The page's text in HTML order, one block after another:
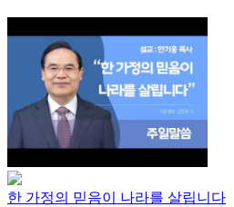
한 가정의 믿음이 나라를 살립니다